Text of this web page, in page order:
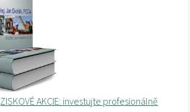
ZISKOVÉ AKCIE: investujte profesionálně